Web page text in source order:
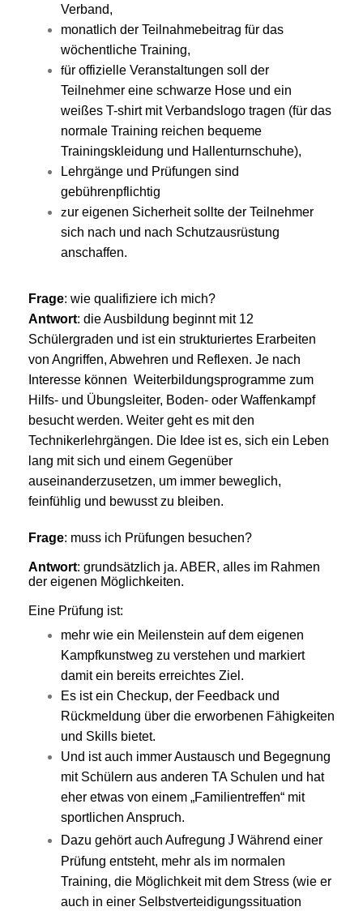
Verband,
monatlich der Teilnahmebeitrag für das
wöchentliche Training,
für offizielle Veranstaltungen soll der
Teilnehmer eine schwarze Hose und ein
weißes T-shirt mit Verbandslogo tragen (für das
normale Training reichen bequeme
Trainingskleidung und Hallenturnschuhe),
Lehrgänge und Prüfungen sind
gebührenpflichtig
zur eigenen Sicherheit sollte der Teilnehmer
sich nach und nach Schutzausrüstung
anschaffen.
Frage: wie qualifiziere ich mich?
Antwort: die Ausbildung beginnt mit 12
Schülergraden und ist ein strukturiertes Erarbeiten
von Angriffen, Abwehren und Reflexen. Je nach
Interesse können Weiterbildungsprogramme zum
Hilfs- und Übungsleiter, Boden- oder Waffenkampf
besucht werden. Weiter geht es mit den
Technikerlehrgängen. Die Idee ist es, sich ein Leben
lang mit sich und einem Gegenüber
auseinanderzusetzen, um immer beweglich,
feinfühlig und bewusst zu bleiben.
Frage: muss ich Prüfungen besuchen?
Antwort: grundsätzlich ja. ABER, alles im Rahmen
der eigenen Möglichkeiten.
Eine Prüfung ist:
mehr wie ein Meilenstein auf dem eigenen
Kampfkunstweg zu verstehen und markiert
damit ein bereits erreichtes Ziel.
Es ist ein Checkup, der Feedback und
Rückmeldung über die erworbenen Fähigkeiten
und Skills bietet.
Und ist auch immer Austausch und Begegnung
mit Schülern aus anderen TA Schulen und hat
eher etwas von einem „Familientreffen“ mit
sportlichen Anspruch.
Dazu gehört auch Aufregung J Während einer
Prüfung entsteht, mehr als im normalen
Training, die Möglichkeit mit dem Stress (wie er
auch in einer Selbstverteidigungssituation